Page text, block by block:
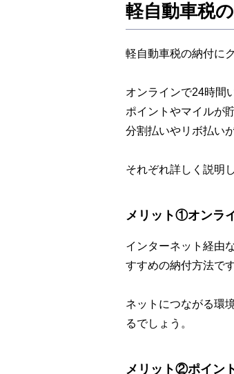
軽自動車税
軽自動車税の納付に
オンラインで24時間
ポイントやマイルが
分割払いやリボ払い
それぞれ詳しく説明
メリット①オンラ
インターネット経由
すすめの納付方法です
ネットにつながる環
るでしょう。
メリット②ポイン